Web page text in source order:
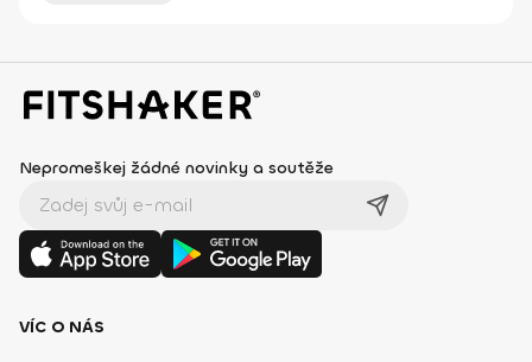
Nepromeškej žádné novinky a soutěže
VÍC O NÁS